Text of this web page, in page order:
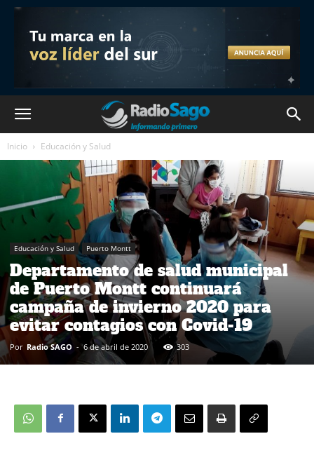
Inicio Educación y Salud
Educación y Salud Puerto Montt
Departamento de salud municipal
de Puerto Montt continuará
campaña de invierno 2020 para
evitar contagios con Covid-19
Por Radio SAGO - 6 de abril de 2020 303